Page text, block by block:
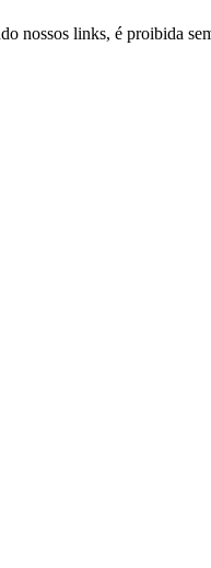
nossos links, é proibida